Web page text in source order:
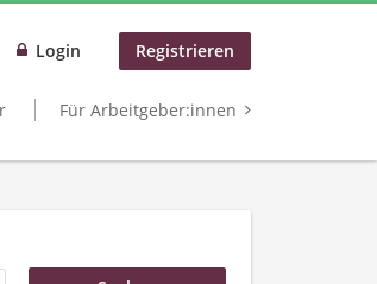
Login Registrieren
Für Arbeitgeber:innen